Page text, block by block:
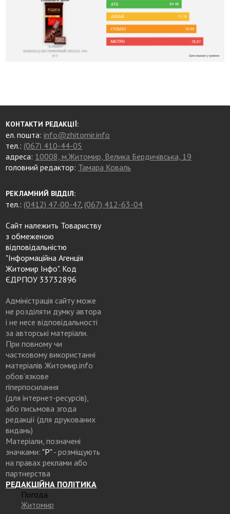
КОНТАКТИ РЕДАКЦІЇ:
ел. пошта:info@zhitomir.info
тел.: (067) 410-44-05
адреса: 10008, м.Житомир, Велика Бердичівська, 19
головний редактор: Тамара Коваль
РЕКЛАМНИЙ ВІДДІЛ:
тел.: (0412) 47-00-47, (067) 412-63-04
Сайт належить Товариству
з обмеженою
відповідальністю
"Інформаційна Агенція
Житомир Інфо". Код
ЄДРПОУ 33732896
Адміністрація сайту може
не розділяти думку автора
і не несе відповідальності
за авторські матеріали.
При повному чи
частковому використанні
матеріалів Житомир.info
обов’язкове
гіперпосилання
(для інтернет-ресурсів),
або письмова згода
редакції (для друкованих
видань)
Матеріали, позначені
значками: "Р"- розміщують
на правах реклами або
партнерства
РЕДАКЦІЙНА ПОЛІТИКА
Погода
Житомир